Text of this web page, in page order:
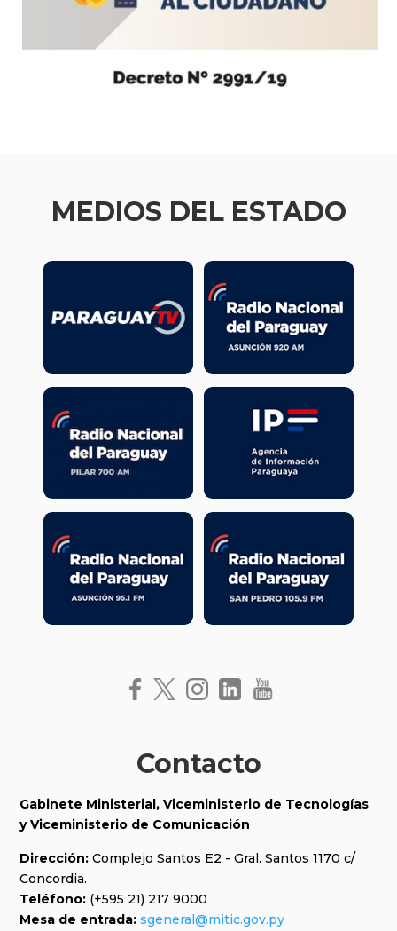
MEDIOS DEL ESTADO
Contacto
Gabinete Ministerial, Viceministerio de Tecnologías
yViceministerio de Comunicación
Dirección: Complejo Santos E2 - Gral. Santos 1170 c/
Concordia.
Teléfono: (+595 21) 217 9000
Mesa de entrada: sgeneral@mitic.gov.py